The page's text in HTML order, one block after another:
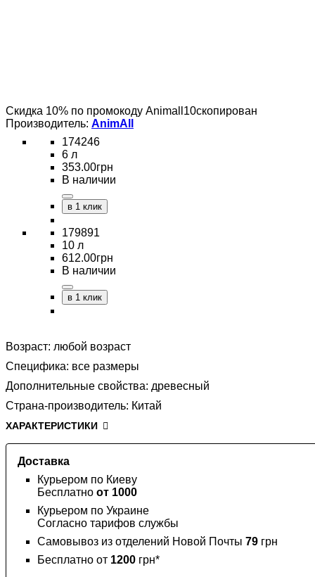
Доставка
Курьером по Киеву
Бесплатно от 1000
Курьером по Украине
Согласно тарифов службы
Самовывоз из отделений Новой Почты 79 грн
Бесплатно от 1200 грн*
Скидка 10% по промокоду Animall10скопирован
AnimAll
174246
6 л
353.00грн
В наличии
в 1 клик
179891
10 л
612.00грн
В наличии
в 1 клик
Возраст: любой возраст
Специфика: все размеры
Дополнительные свойства: древесный
Страна-производитель: Китай
ХАРАКТЕРИСТИКИ